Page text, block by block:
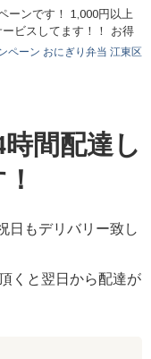
ーンです！ 1,000円以上
ビスしてます！！ お得
ペーン おにぎり弁当 江東区
間配達し
日もデリバリー致し
くと翌日から配達が